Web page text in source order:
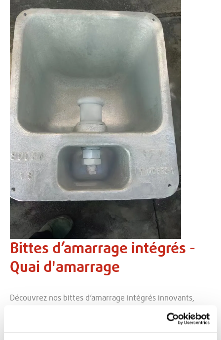
Bittes d’amarrage intégrés -
Quai d'amarrage
Découvrez nos bittes d’amarrage intégrés innovants,
spécialement conçus pour répondre aux besoins uniques
des écluses maritimes ou fluviales et des quais avec de